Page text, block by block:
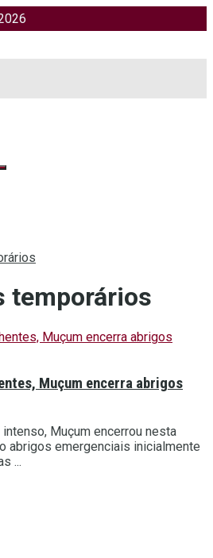
temporários
Muçum encerra abrigos
Muçum encerrou nesta
abrigos emergenciais inicialmente
...